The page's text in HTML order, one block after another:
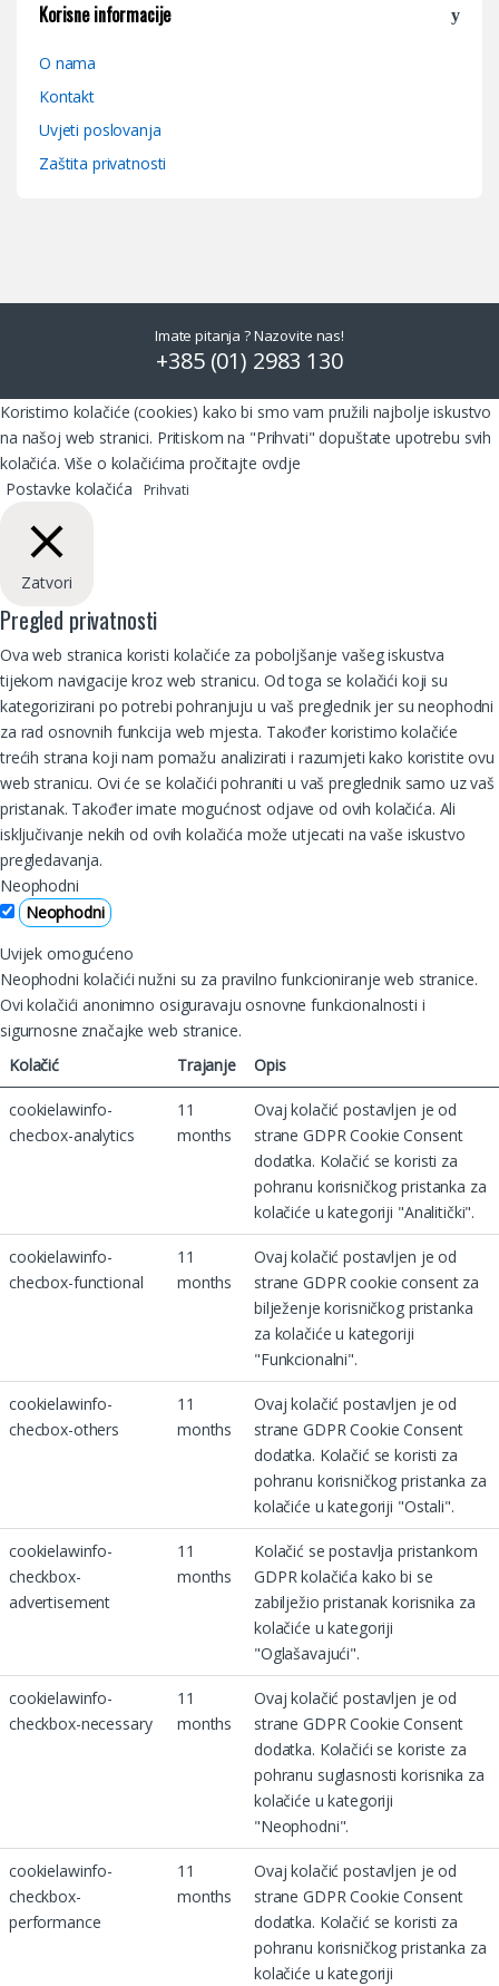
Korisne informacije
O nama
Kontakt
Uvjeti poslovanja
Zaštita privatnosti
Imate pitanja ? Nazovite nas!
+385 (01) 2983 130
Koristimo kolačiće (cookies) kako bi smo vam pružili najbolje iskustvo
na našoj web stranici. Pritiskom na "Prihvati" dopuštate upotrebu svih
kolačića. Više o kolačićima pročitajte ovdje
Postavke kolačića
Prihvati
Zatvori
Pregled privatnosti
Ova web stranica koristi kolačiće za poboljšanje vašeg iskustva
tijekom navigacije kroz web stranicu. Od toga se kolačići koji su
kategorizirani po potrebi pohranjuju u vaš preglednik jer su neophodni
za rad osnovnih funkcija web mjesta. Također koristimo kolačiće
trećih strana koji nam pomažu analizirati i razumjeti kako koristite ovu
web stranicu. Ovi će se kolačići pohraniti u vaš preglednik samo uz vaš
pristanak. Također imate mogućnost odjave od ovih kolačića. Ali
isključivanje nekih od ovih kolačića može utjecati na vaše iskustvo
pregledavanja.
Neophodni
Neophodni
Uvijek omogućeno
Neophodni kolačići nužni su za pravilno funkcioniranje web stranice.
Ovi kolačići anonimno osiguravaju osnovne funkcionalnosti i
sigurnosne značajke web stranice.
Kolačić
Trajanje Opis
cookielawinfo-
checbox-analytics
11
months
Ovaj kolačić postavljen je od
strane GDPR Cookie Consent
dodatka. Kolačić se koristi za
pohranu korisničkog pristanka za
kolačiće u kategoriji "Analitički".
cookielawinfo-
checbox-functional
11
months
Ovaj kolačić postavljen je od
strane GDPR cookie consent za
bilježenje korisničkog pristanka
za kolačiće u kategoriji
"Funkcionalni".
cookielawinfo-
checbox-others
11
months
Ovaj kolačić postavljen je od
strane GDPR Cookie Consent
dodatka. Kolačić se koristi za
pohranu korisničkog pristanka za
kolačiće u kategoriji "Ostali".
cookielawinfo-
checkbox-
advertisement
11
months
Kolačić se postavlja pristankom
GDPR kolačića kako bi se
zabilježio pristanak korisnika za
kolačiće u kategoriji
"Oglašavajući".
cookielawinfo-
checkbox-necessary
11
months
Ovaj kolačić postavljen je od
strane GDPR Cookie Consent
dodatka. Kolačići se koriste za
pohranu suglasnosti korisnika za
kolačiće u kategoriji
"Neophodni".
cookielawinfo-
checkbox-
performance
11
months
Ovaj kolačić postavljen je od
strane GDPR Cookie Consent
dodatka. Kolačić se koristi za
pohranu korisničkog pristanka za
kolačiće u kategoriji